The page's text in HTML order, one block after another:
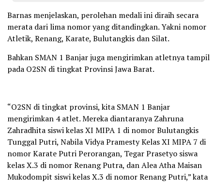
Barnas menjelaskan, perolehan medali ini diraih secara
merata dari lima nomor yang ditandingkan. Yakni nomor
Atletik, Renang, Karate, Bulutangkis dan Silat.
Bahkan SMAN 1 Banjar juga mengirimkan atletnya tampil
pada O2SN di tingkat Provinsi Jawa Barat.
“O2SN di tingkat provinsi, kita SMAN 1 Banjar
mengirimkan 4 atlet. Mereka diantaranya Zahruna
Zahradhita siswi kelas XI MIPA 1 di nomor Bulutangkis
Tunggal Putri, Nabila Vidya Pramesty Kelas XI MIPA 7 di
nomor Karate Putri Perorangan, Tegar Prasetyo siswa
kelas X.3 di nomor Renang Putra, dan Alea Atha Maisan
Mukodompit siswi kelas X.3 di nomor Renang Putri,” kata